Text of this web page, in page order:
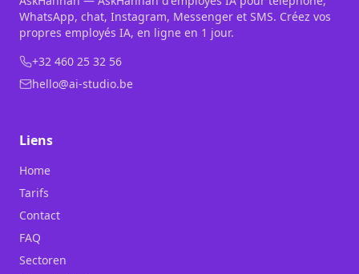
WhatsApp, chat, Instagram, Messenger et SMS. Créez vos
propres employés IA, en ligne en 1 jour.
+32 460 25 32 56
hello@ai-studio.be
Liens
Home
Tarifs
Contact
FAQ
Sectoren